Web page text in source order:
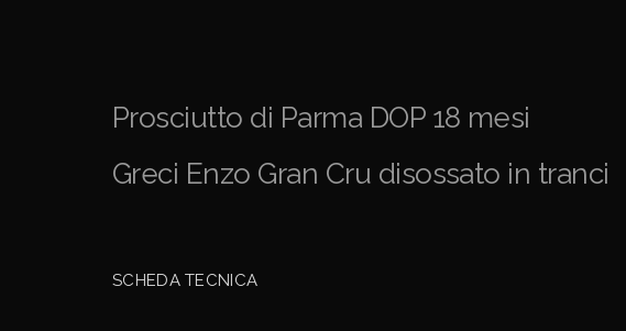
Prosciutto di Parma DOP 18 mesi
Greci Enzo Gran Cru disossato in tranci
SCHEDA TECNICA